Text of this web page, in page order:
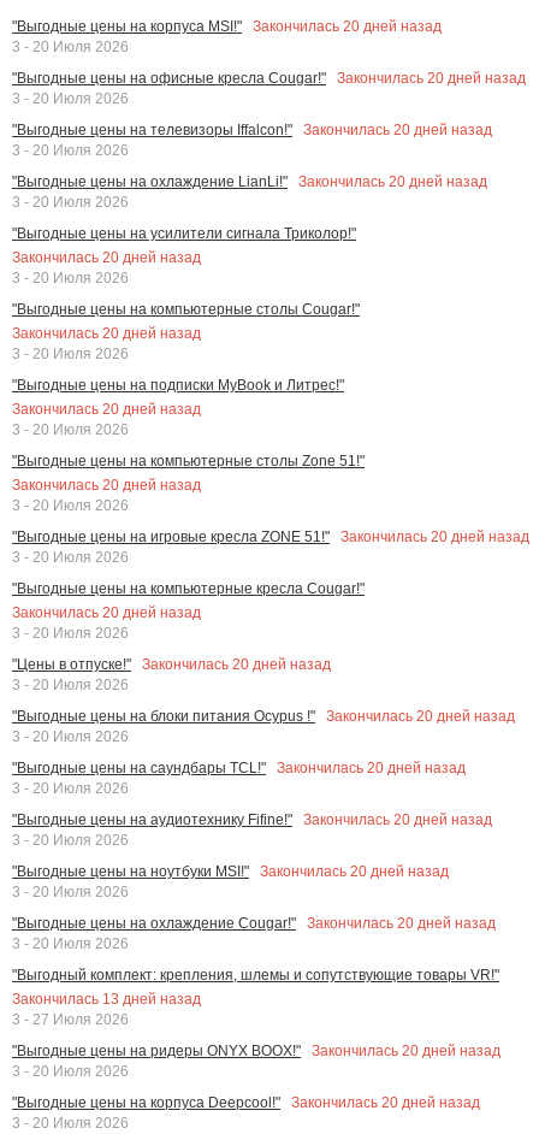
"Выгодные цены на корпуса MSI!"
Закончилась 20 дней назад
3 - 20 Июля 2026
"Выгодные цены на офисные кресла Cougar!"
Закончилась 20 дней назад
3 - 20 Июля 2026
"Выгодные цены на телевизоры Iffalcon!"
Закончилась 20 дней назад
3 - 20 Июля 2026
"Выгодные цены на охлаждение LianLi!"
Закончилась 20 дней назад
3 - 20 Июля 2026
"Выгодные цены на усилители сигнала Триколор!"
Закончилась 20 дней назад
3 - 20 Июля 2026
"Выгодные цены на компьютерные столы Cougar!"
Закончилась 20 дней назад
3 - 20 Июля 2026
"Выгодные цены на подписки MyBook и Литрес!"
Закончилась 20 дней назад
3 - 20 Июля 2026
"Выгодные цены на компьютерные столы Zone 51!"
Закончилась 20 дней назад
3 - 20 Июля 2026
"Выгодные цены на игровые кресла ZONE 51!"
Закончилась 20 дней назад
3 - 20 Июля 2026
"Выгодные цены на компьютерные кресла Cougar!"
Закончилась 20 дней назад
3 - 20 Июля 2026
"Цены в отпуске!"
Закончилась 20 дней назад
3 - 20 Июля 2026
"Выгодные цены на блоки питания Ocypus !"
Закончилась 20 дней назад
3 - 20 Июля 2026
"Выгодные цены на саундбары TCL!"
Закончилась 20 дней назад
3 - 20 Июля 2026
"Выгодные цены на аудиотехнику Fifine!"
Закончилась 20 дней назад
3 - 20 Июля 2026
"Выгодные цены на ноутбуки MSI!"
Закончилась 20 дней назад
3 - 20 Июля 2026
"Выгодные цены на охлаждение Cougar!"
Закончилась 20 дней назад
3 - 20 Июля 2026
"Выгодный комплект: крепления, шлемы и сопутствующие товары VR!"
Закончилась 13 дней назад
3 - 27 Июля 2026
"Выгодные цены на ридеры ONYX BOOX!"
Закончилась 20 дней назад
3 - 20 Июля 2026
"Выгодные цены на корпуса Deepcool!"
Закончилась 20 дней назад
3 - 20 Июля 2026